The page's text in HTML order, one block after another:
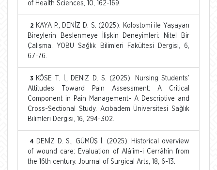
of Health Sciences, 10, 162-169.
2 KAYA P., DENİZ D. S. (2025). Kolostomi ile Yaşayan
Bireylerin Beslenmeye İlişkin Deneyimleri: Nitel Bir
Çalışma. YOBU Sağlık Bilimleri Fakültesi Dergisi, 6,
67-76.
3
KÖSE T. İ., DENİZ D. S. (2025). Nursing Students’
Attitudes Toward Pain Assessment: A Critical
Component in Pain Management- A Descriptive and
Cross-Sectional Study. Acıbadem Üniversitesi Sağlık
Bilimleri Dergisi, 16, 294-302.
4
DENİZ D. S., GÜMÜŞ İ. (2025). Historical overview
of wound care: Evaluation of Alâ'im-i Cerrâhîn from
the 16th century. Journal of Surgical Arts, 18, 6-13.